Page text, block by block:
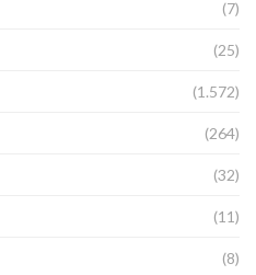
(7)
(25)
(1.572)
(264)
(32)
(11)
(8)